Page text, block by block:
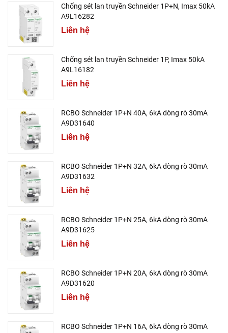
Chống sét lan truyền Schneider 1P+N, Imax 50kA
A9L16282
Liên hệ
Chống sét lan truyền Schneider 1P, Imax 50kA
A9L16182
Liên hệ
RCBO Schneider 1P+N 40A, 6kA dòng rò 30mA
A9D31640
Liên hệ
RCBO Schneider 1P+N 32A, 6kA dòng rò 30mA
A9D31632
Liên hệ
RCBO Schneider 1P+N 25A, 6kA dòng rò 30mA
A9D31625
Liên hệ
RCBO Schneider 1P+N 20A, 6kA dòng rò 30mA
A9D31620
Liên hệ
RCBO Schneider 1P+N 16A, 6kA dòng rò 30mA